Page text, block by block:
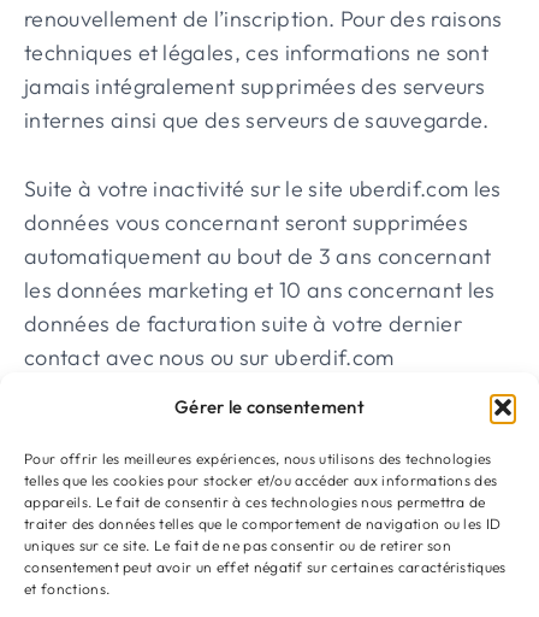
Gérer le consentement
Pour offrir les meilleures expériences, nous utilisons des technologies
telles que les cookies pour stocker et/ou accéder aux informations des
appareils. Le fait de consentir à ces technologies nous permettra de
traiter des données telles que le comportement de navigation ou les ID
uniques sur ce site. Le fait de ne pas consentir ou de retirer son
consentement peut avoir un effet négatif sur certaines caractéristiques
et fonctions.
renouvellement de l’inscription. Pour des raisons
techniques et légales, ces informations ne sont
jamais intégralement supprimées des serveurs
internes ainsi que des serveurs de sauvegarde.
Suite à votre inactivité sur le site uberdif.com les
données vous concernant seront supprimées
automatiquement au bout de 3 ans concernant
les données marketing et 10 ans concernant les
données de facturation suite à votre dernier
contact avec nous ou sur uberdif.com
Si certaines informations incorrectes subsistent
malgré nos efforts de mises à jour régulières,
nous pouvons les rectifier sur votre demande.